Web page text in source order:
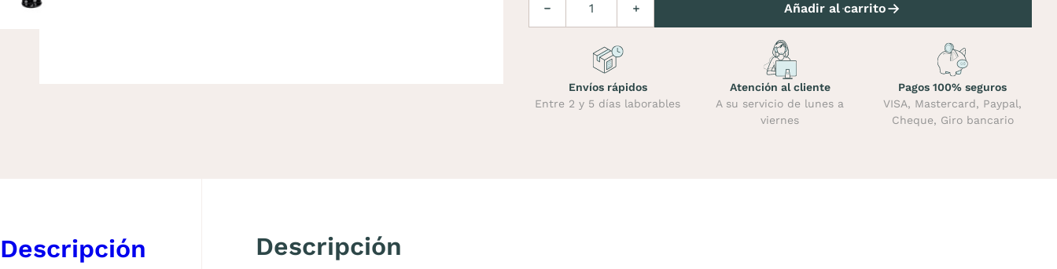
Añadir al carrito
Envíos rápidos
Entre 2 y 5 días laborables
Atención al cliente
A su servicio de lunes a
viernes
Pagos 100% seguros
VISA, Mastercard, Paypal,
Cheque, Giro bancario
Descripción Descripción